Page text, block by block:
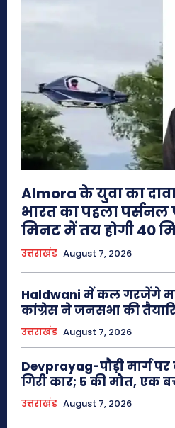
Almora के युवा का
भारत का पहला पर्सनल
मिनट में तय होगी 40
उत्तराखंड August 7, 2026
Haldwani में कल गरजेंगे
कांग्रेस ने जनसभा की
उत्तराखंड August 7, 2026
Devprayag-पौड़ी मार्ग
गिरी कार; 5 की मौत, एक
उत्तराखंड August 7, 2026